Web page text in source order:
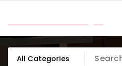
content